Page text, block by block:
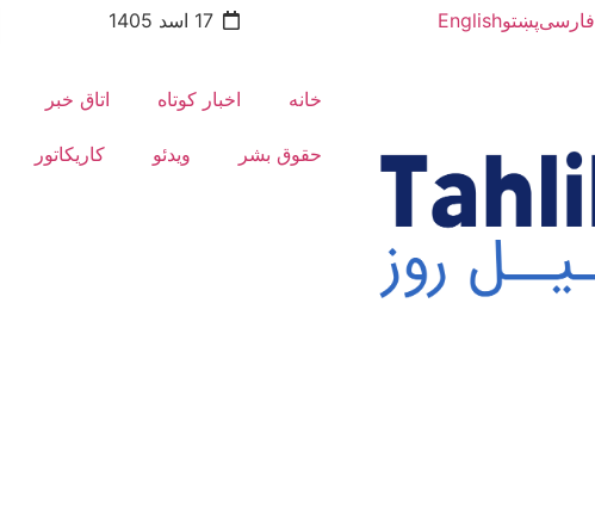
فارسیپښتوEnglish 17 اسد 1405
خانه اخبار کوتاه اتاق خبر
حقوق بشر ویدئو کاریکاتور